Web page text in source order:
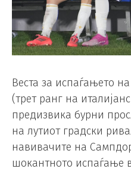
Веста за испаѓањето
(трет ранг на
предизвика бурни
на лутиот градски
навивачите на
шокантното испаѓање